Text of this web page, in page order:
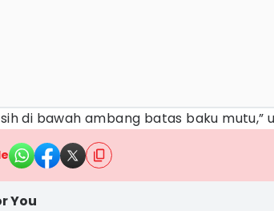
di bawah ambang batas baku mutu,”
You